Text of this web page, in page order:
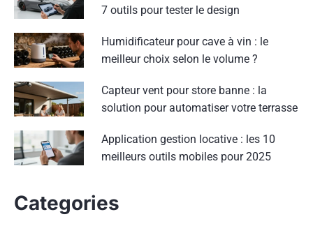
7 outils pour tester le design
Humidificateur pour cave à vin : le
meilleur choix selon le volume ?
Capteur vent pour store banne : la
solution pour automatiser votre terrasse
Application gestion locative : les 10
meilleurs outils mobiles pour 2025
Categories